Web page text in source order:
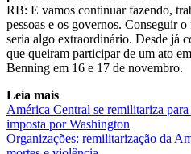
RB: E vamos continuar fazendo,
pessoas e os governos. Conseguir
seria algo extraordinário. Desde já
que queiram participar de um ato
Benning em 16 e 17 de novembro.
Leia mais
América Central se remilitariza
imposta por Washington
Organizações: remilitarização da